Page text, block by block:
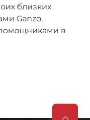
близких
Ganzo,
в